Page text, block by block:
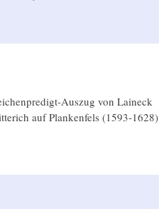
Auszug von Laineck
auf Plankenfels (1593-1628)